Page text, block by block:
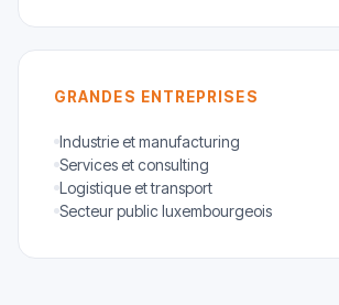
GRANDES ENTREPRISES
Industrie et manufacturing
Services et consulting
Logistique et transport
Secteur public luxembourgeois